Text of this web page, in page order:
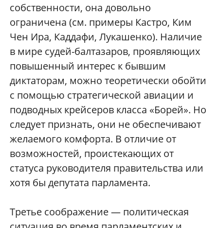
собственности, она довольно
ограничена (см. примеры Кастро, Ким
Чен Ира, Каддафи, Лукашенко). Наличие
в мире судей-балтазаров, проявляющих
повышенный интерес к бывшим
диктаторам, можно теоретически обойти
с помощью стратегической авиации и
подводных крейсеров класса «Борей». Но
следует признать, они не обеспечивают
желаемого комфорта. В отличие от
возможностей, проистекающих от
статуса руководителя правительства или
хотя бы депутата парламента.
Третье соображение — политическая